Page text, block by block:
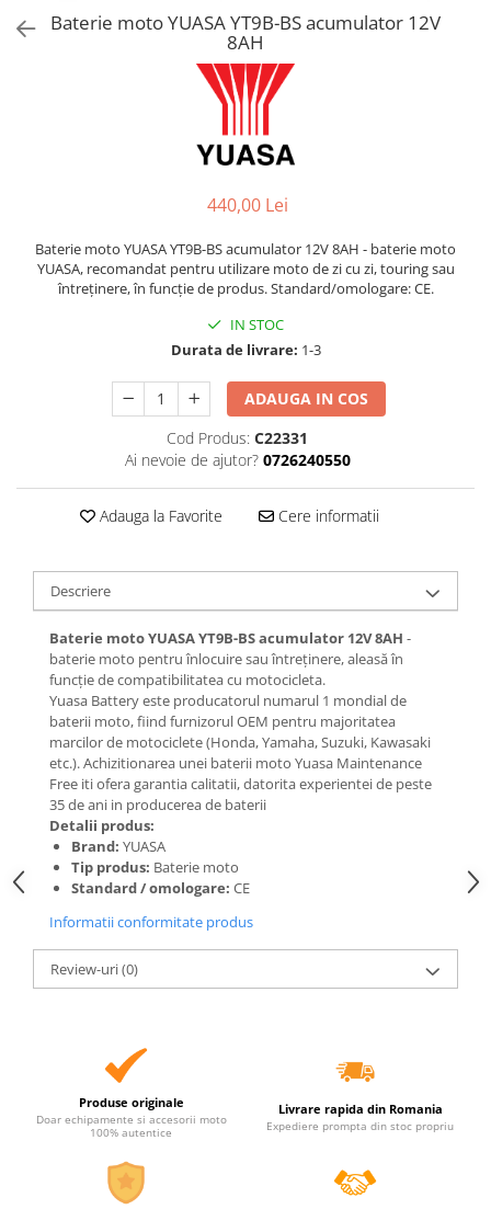
AIRBAG
CAGULE SI PROTECTII GAT
Lentile de Schimb
Ornamente Spite
Protecții & Slidere
Baterie moto YUASA YT9B-BS acumulator 12V
8AH
440,00 Lei
Baterie moto YUASA YT9B-BS acumulator 12V 8AH - baterie moto
YUASA, recomandat pentru utilizare moto de zi cu zi, touring sau
întreținere, în funcție de produs. Standard/omologare: CE.
IN STOC
Durata de livrare: 1-3
ADAUGA IN COS
Cod Produs: C22331
Ai nevoie de ajutor? 0726240550
Adauga la Favorite Cere informatii
Descriere
Baterie moto YUASA YT9B-BS acumulator 12V 8AH -
baterie moto pentru înlocuire sau întreținere, aleasă în
funcție de compatibilitatea cu motocicleta.
Yuasa Battery este producatorul numarul 1 mondial de
baterii moto, fiind furnizorul OEM pentru majoritatea
marcilor de motociclete (Honda, Yamaha, Suzuki, Kawasaki
etc.). Achizitionarea unei baterii moto Yuasa Maintenance
Free iti ofera garantia calitatii, datorita experientei de peste
35 de ani in producerea de baterii
Detalii produs:
Brand: YUASA
Tip produs: Baterie moto
Standard / omologare: CE
Informatii conformitate produs
Review-uri(0)
Produse originale
Doar echipamente si accesorii moto
100% autentice
Livrare rapida din Romania
Expediere prompta din stoc propriu